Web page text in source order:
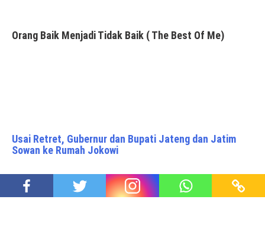
Orang Baik Menjadi Tidak Baik ( The Best Of Me)
Usai Retret, Gubernur dan Bupati Jateng dan Jatim
Sowan ke Rumah Jokowi